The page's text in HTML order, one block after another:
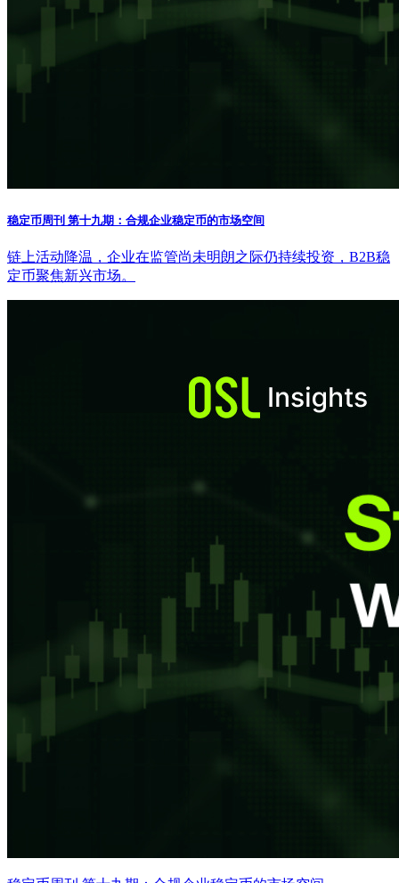
稳定币周刊 第十九期：合规企业稳定币的市场空间
链上活动降温，企业在监管尚未明朗之际仍持续投资，B2B稳
定币聚焦新兴市场。